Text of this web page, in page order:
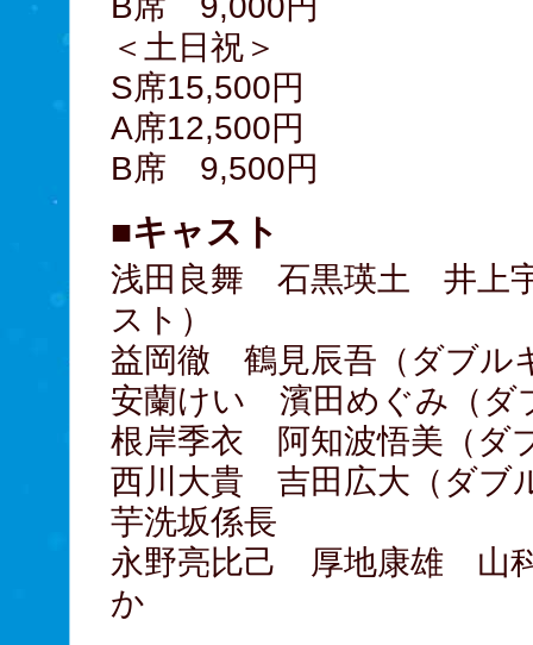
＜土日祝＞
S席15,500円
A席12,500円
B席 9,500円
■キャスト
浅田良舞 石黒瑛土 井上
スト）
益岡徹 鶴見辰吾（ダブル
安蘭けい 濱田めぐみ（ダ
根岸季衣 阿知波悟美（ダ
西川大貴 吉田広大（ダブ
芋洗坂係長
永野亮比己 厚地康雄 山
か